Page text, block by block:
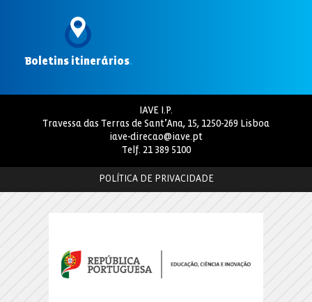
Boletins itinerários.
IAVE I.P.
Travessa das Terras de Sant’Ana, 15, 1250-269 Lisboa
iave-direcao@iave.pt
Telf. 21 389 5100
POLÍTICA DE PRIVACIDADE